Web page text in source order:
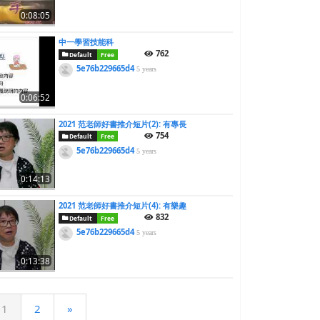
0:08:05
0:06:52
中一學習技能科
Default Free
762
5e76b229665d45 years
0:14:13
2021 范老師好書推介短片(2): 有專長
Default Free
754
5e76b229665d45 years
0:13:38
2021 范老師好書推介短片(4): 有樂趣
Default Free
832
5e76b229665d45 years
1 2 »